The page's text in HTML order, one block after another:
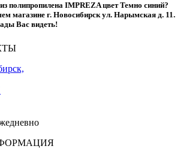
полипропилена IMPREZA цвет Темно синий?
магазине г. Новосибирск ул. Нарымская д. 11.
Вас видеть!